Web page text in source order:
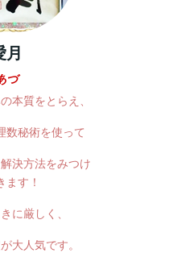
月
づ
本質をとらえ、
数秘術を使って
決方法をみつけ
ます！
に厳しく、
大人気です。